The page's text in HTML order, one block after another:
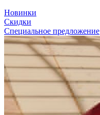
Новинки
Скидки
Специальное предложение